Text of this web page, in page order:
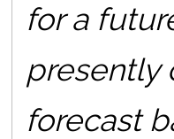
for a
presently
forecast